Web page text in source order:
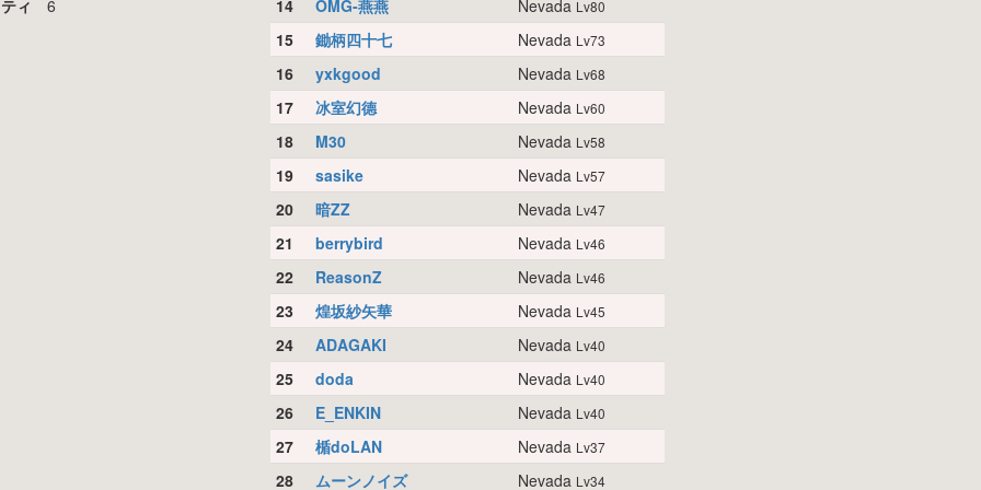
ィ 6 14 OMG-燕燕 Nevada Lv80
15 鋤柄四十七 Nevada Lv73
16 yxkgood Nevada Lv68
17 冰室幻德 Nevada Lv60
18 M30 Nevada Lv58
19 sasike Nevada Lv57
20 暗ZZ Nevada Lv47
21 berrybird Nevada Lv46
22 ReasonZ Nevada Lv46
23 煌坂紗矢華 Nevada Lv45
24 ADAGAKI Nevada Lv40
25 doda Nevada Lv40
26 E_ENKIN Nevada Lv40
27 楯doLAN Nevada Lv37
28 ムーンノイズ Nevada Lv34